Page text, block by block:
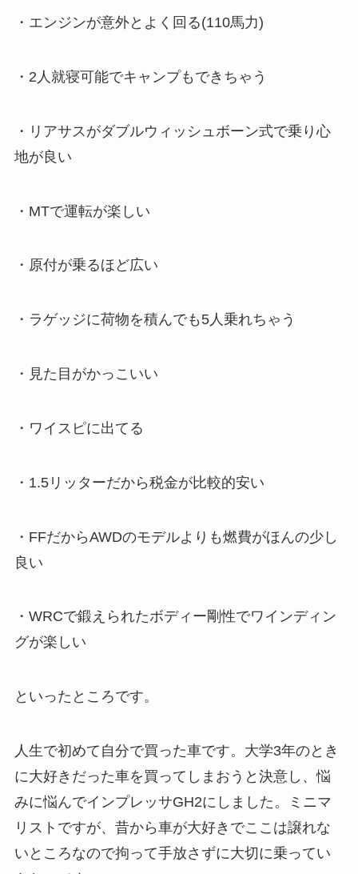
・エンジンが意外とよく回る(110馬力)
・2人就寝可能でキャンプもできちゃう
・リアサスがダブルウィッシュボーン式で乗り心
地が良い
・MTで運転が楽しい
・原付が乗るほど広い
・ラゲッジに荷物を積んでも5人乗れちゃう
・見た目がかっこいい
・ワイスピに出てる
・1.5リッターだから税金が比較的安い
・FFだからAWDのモデルよりも燃費がほんの少し
良い
・WRCで鍛えられたボディー剛性でワインディン
グが楽しい
といったところです。
人生で初めて自分で買った車です。大学3年のとき
に大好きだった車を買ってしまおうと決意し、悩
みに悩んでインプレッサGH2にしました。ミニマ
リストですが、昔から車が大好きでここは譲れな
いところなので拘って手放さずに大切に乗ってい